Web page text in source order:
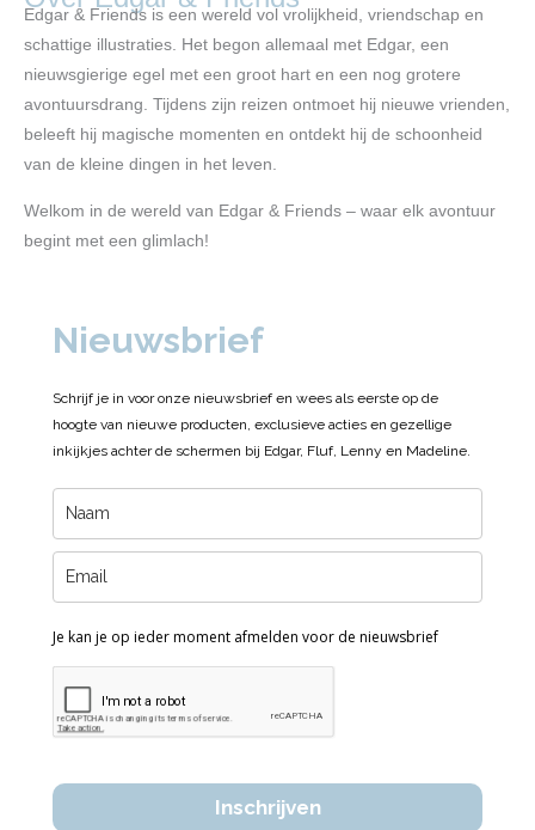
a
g
r
a
m
b
o
o
k
u
b
e
Edgar & Friends is een wereld vol vrolijkheid, vriendschap en
schattige illustraties. Het begon allemaal met Edgar, een
nieuwsgierige egel met een groot hart en een nog grotere
avontuursdrang. Tijdens zijn reizen ontmoet hij nieuwe vrienden,
beleeft hij magische momenten en ontdekt hij de schoonheid
van de kleine dingen in het leven.
Welkom in de wereld van Edgar & Friends – waar elk avontuur
begint met een glimlach!
Nieuwsbrief
Schrijf je in voor onze nieuwsbrief en wees als eerste op de
hoogte van nieuwe producten, exclusieve acties en gezellige
inkijkjes achter de schermen bij Edgar, Fluf, Lenny en Madeline.
Je kan je op ieder moment afmelden voor de nieuwsbrief
Inschrijven